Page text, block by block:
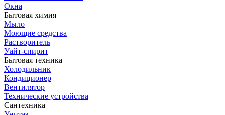
Окна
Бытовая химия
Мыло
Моющие средства
Растворитель
Уайт-спирит
Бытовая техника
Холодильник
Кондиционер
Вентилятор
Технические устройства
Сантехника